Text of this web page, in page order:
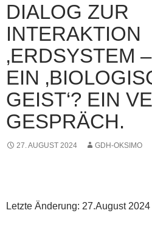
DIALOG ZUR
INTERAKTION
‚ERDSYSTEM
EIN
GEIST‘? EIN
GESPRÄCH.
27. AUGUST 2024 GDH-OKSIMO
Letzte Änderung: 27.August 2024